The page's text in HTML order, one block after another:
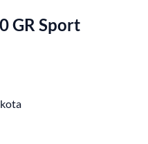
GR Sport